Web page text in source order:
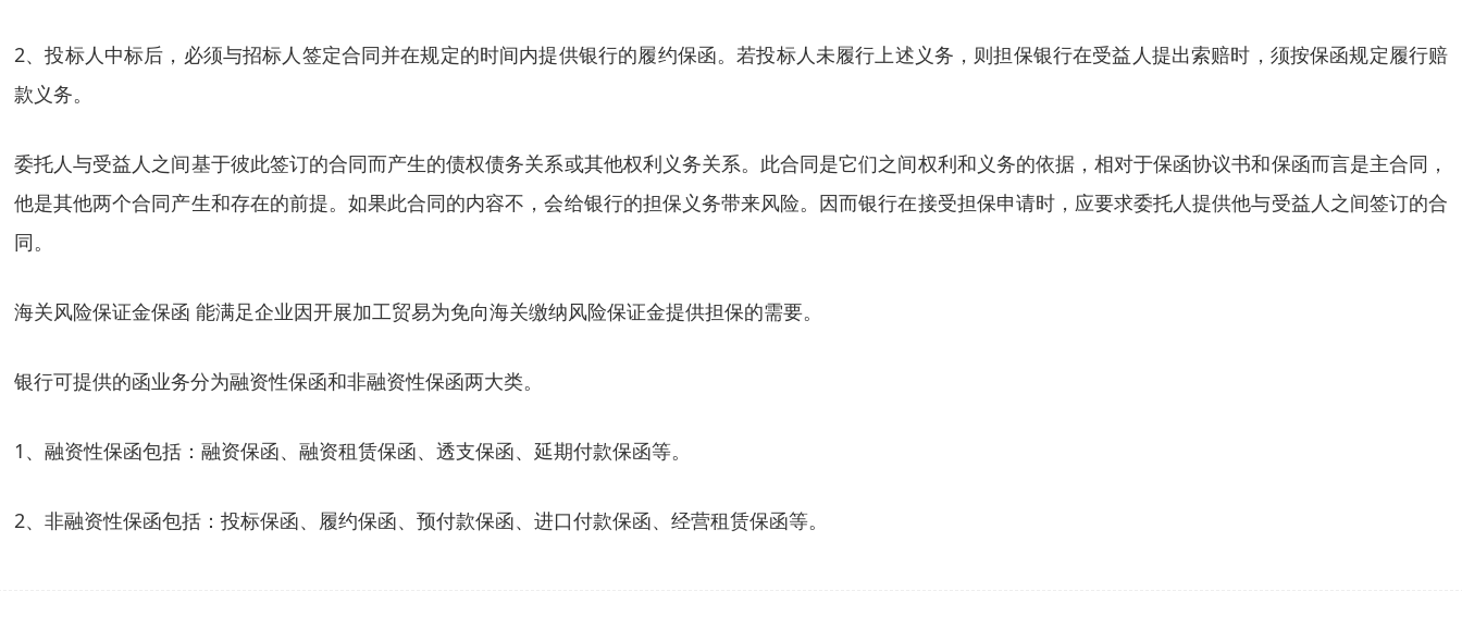
2、投标人中标后，必须与招标人签定合同并在规定的时间内提供银行的履约保函。若投标人未履行上述义务，则担保银行在受益人提出索赔时，须按保函规定履行赔
款义务。
委托人与受益人之间基于彼此签订的合同而产生的债权债务关系或其他权利义务关系。此合同是它们之间权利和义务的依据，相对于保函协议书和保函而言是主合同，
他是其他两个合同产生和存在的前提。如果此合同的内容不，会给银行的担保义务带来风险。因而银行在接受担保申请时，应要求委托人提供他与受益人之间签订的合
同。
海关风险保证金保函 能满足企业因开展加工贸易为免向海关缴纳风险保证金提供担保的需要。
银行可提供的函业务分为融资性保函和非融资性保函两大类。
1、融资性保函包括：融资保函、融资租赁保函、透支保函、延期付款保函等。
2、非融资性保函包括：投标保函、履约保函、预付款保函、进口付款保函、经营租赁保函等。